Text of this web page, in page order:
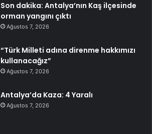
Son dakika: Antalya’nın Kaş ilçesinde
orman yangını çıktı
Ağustos 7, 2026
“Türk Milleti adına direnme hakkımızı
kullanacağız”
Ağustos 7, 2026
Antalya’da Kaza: 4 Yaralı
Ağustos 7, 2026